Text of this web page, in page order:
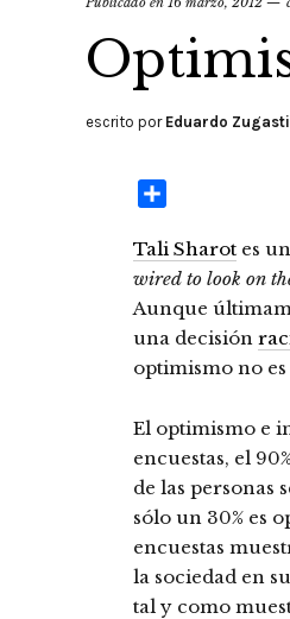
escrito por Eduardo Zugasti
Tali Sharot es
wired to look on
Aunque
una decisión
optimismo no
El optimismo e
encuestas, el
de las personas
sólo un 30% es
encuestas
la sociedad en
tal y como